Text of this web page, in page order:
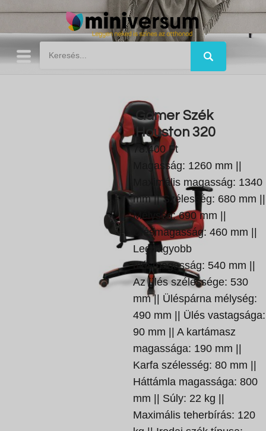
Gamer Szék
Houston 320
78.400 Ft
Magasság: 1260 mm ||
Maximális magasság: 1340
mm || Szélesség: 680 mm ||
Mélység: 690 mm ||
Ülésmagasság: 460 mm ||
Legnagyobb
ülésmagasság: 540 mm ||
Az ülés szélessége: 530
mm || Üléspárna mélység:
490 mm || Ülés vastagsága:
90 mm || A kartámasz
magassága: 190 mm ||
Karfa szélesség: 80 mm ||
Háttámla magassága: 800
mm || Súly: 22 kg ||
Maximális teherbírás: 120